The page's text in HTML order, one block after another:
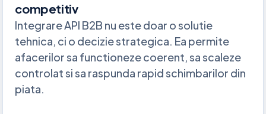
competitiv
Integrare API B2B nu este doar o solutie
tehnica, ci o decizie strategica. Ea permite
afacerilor sa functioneze coerent, sa scaleze
controlat si sa raspunda rapid schimbarilor din
piata.